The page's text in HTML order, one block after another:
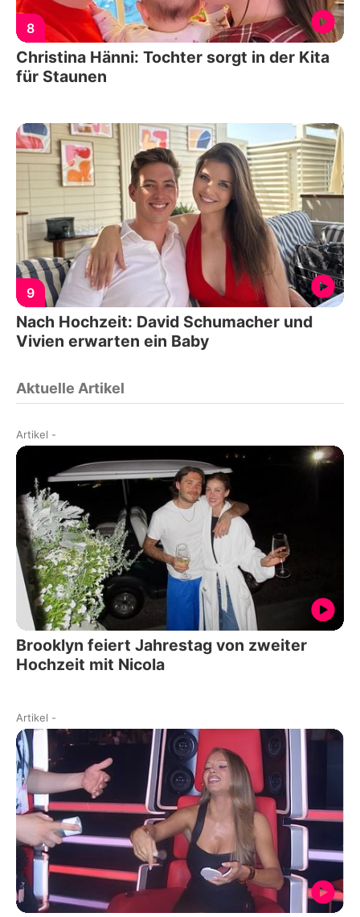
8
Christina Hänni: Tochter sorgt in der Kita
für Staunen
9
Nach Hochzeit: David Schumacher und
Vivien erwarten ein Baby
Aktuelle Artikel
Artikel -
Brooklyn feiert Jahrestag von zweiter
Hochzeit mit Nicola
Artikel -